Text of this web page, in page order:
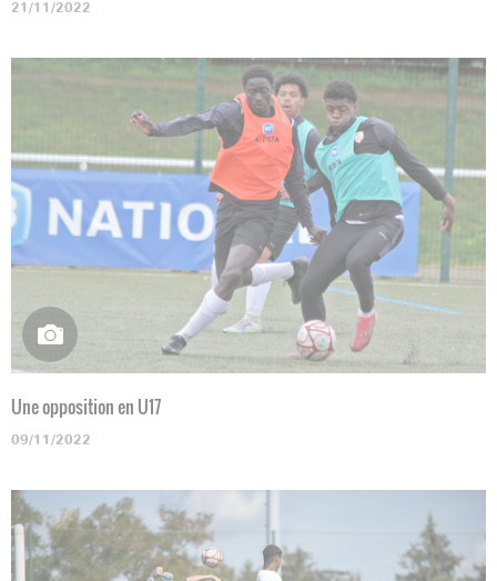
21/11/2022
Une opposition en U17
09/11/2022